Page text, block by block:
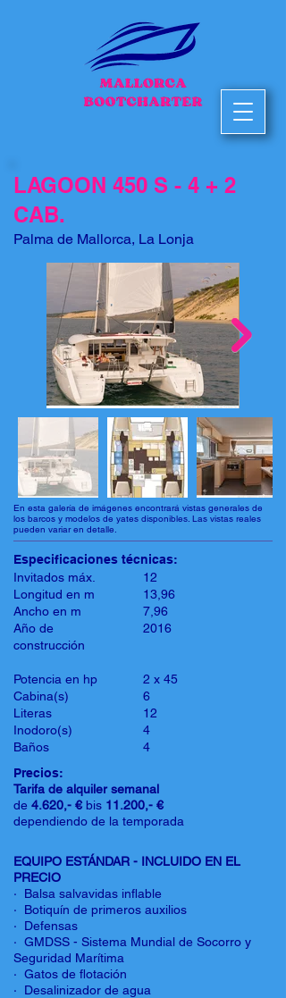
LAGOON 450 S - 4 + 2
CAB.
Palma de Mallorca, La Lonja
En esta galería de imágenes encontrará vistas generales de
los barcos y modelos de yates disponibles. Las vistas reales
pueden variar en detalle.
Especificaciones técnicas:
Invitados máx.
Longitud en m
Ancho en m
Año de
construcción
Potencia en hp
Cabina(s)
Literas
Inodoro(s)
Baños
12
13,96
7,96
2016
2 x 45
6
12
4
4
Precios:
Tarifa de alquiler semanal
de 4.620,- € bis 11.200,- €
dependiendo de la temporada
EQUIPO ESTÁNDAR - INCLUIDO EN EL
PRECIO
· Balsa salvavidas inflable
· Botiquín de primeros auxilios
· Defensas
· GMDSS - Sistema Mundial de Socorro y
Seguridad Marítima
· Gatos de flotación
· Desalinizador de agua